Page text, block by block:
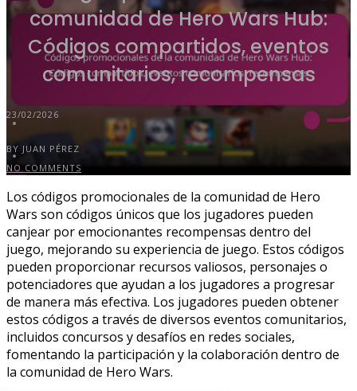
comunidad de Hero Wars Hub:
Códigos compartidos, eventos
comunitarios, recompensas
23/02/2026
BY JUAN PÉREZ
NO COMMENTS
Los códigos promocionales de la comunidad de Hero
Wars son códigos únicos que los jugadores pueden
canjear por emocionantes recompensas dentro del
juego, mejorando su experiencia de juego. Estos códigos
pueden proporcionar recursos valiosos, personajes o
potenciadores que ayudan a los jugadores a progresar
de manera más efectiva. Los jugadores pueden obtener
estos códigos a través de diversos eventos comunitarios,
incluidos concursos y desafíos en redes sociales,
fomentando la participación y la colaboración dentro de
la comunidad de Hero Wars.